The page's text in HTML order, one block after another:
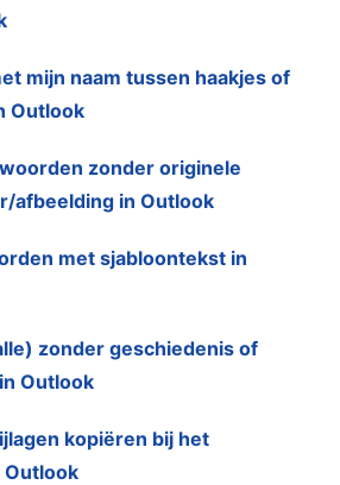
mijn naam tussen haakjes of
Outlook
zonder originele
afbeelding in Outlook
met sjabloontekst in
zonder geschiedenis of
Outlook
kopiëren bij het